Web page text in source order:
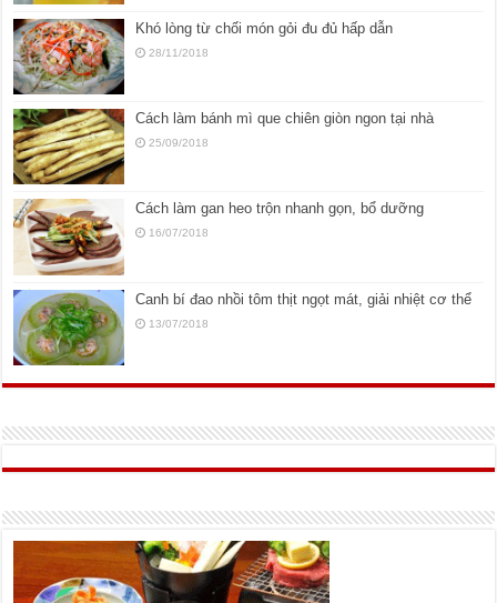
Khó lòng từ chối món gỏi đu đủ hấp dẫn
28/11/2018
Cách làm bánh mì que chiên giòn ngon tại nhà
25/09/2018
Cách làm gan heo trộn nhanh gọn, bổ dưỡng
16/07/2018
Canh bí đao nhồi tôm thịt ngọt mát, giải nhiệt cơ thể
13/07/2018